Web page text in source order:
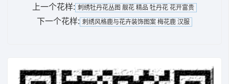
上一个花样: 刺绣牡丹花丛图 靓花 精品 牡丹花 花开富贵
下一个花样: 刺绣风格鹿与花卉装饰图案 梅花鹿 汉服